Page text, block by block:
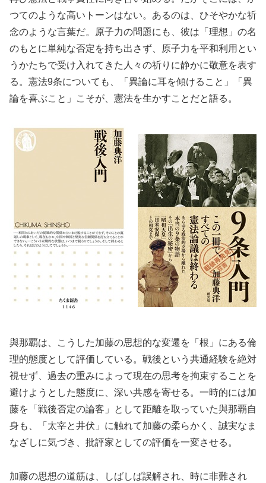
つてのような高いトーンはない。あるのは、ひそやかな祈
念のような言葉だ。原子力の問題にも、彼は「理想」の名
のもとに単純な否定を持ち出さず、原子力を平和利用とい
うかたちで受け入れてきた人々の祈りに静かに敬意を表す
る。憲法9条についても、「異論に耳を傾けること」「異
論を喜ぶこと」こそが、憲法を生かすことだと語る。
與那覇は、こうした加藤の思想的な変遷を「根」にある倫
理的態度として評価している。戦後という共通経験を絶対
視せず、過去の重みによって現在の思考を拘束することを
避けようとした態度に、深い共感を寄せる。一時的には加
藤を「戦後否定の論客」として距離を取っていた與那覇自
身も、「太宰と井伏」に触れて加藤の柔らかく、誠実なま
なざしに気づき、批評家としての評価を一変させる。
加藤の思想の道筋は、しばしば誤解され、時に非難され